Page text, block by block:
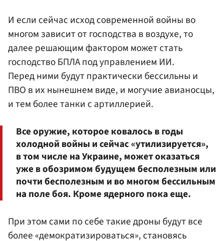
И если сейчас исход современной войны во
многом зависит от господства в воздухе, то
далее решающим фактором может стать
господство БПЛА под управлением ИИ.
Перед ними будут практически бессильны и
ПВО в их нынешнем виде, и могучие авианосцы,
и тем более танки с артиллерией.
Все оружие, которое ковалось в годы
холодной войны и сейчас «утилизируется»,
в том числе на Украине, может оказаться
уже в обозримом будущем бесполезным или
почти бесполезным и во многом бессильным
на поле боя. Кроме ядерного пока еще.
При этом сами по себе такие дроны будут все
более «демократизироваться», становясь